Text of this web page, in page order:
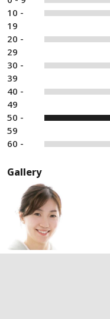
10 -
19
20 -
29
30 -
39
40 -
49
50 -
59
60 -
Gallery